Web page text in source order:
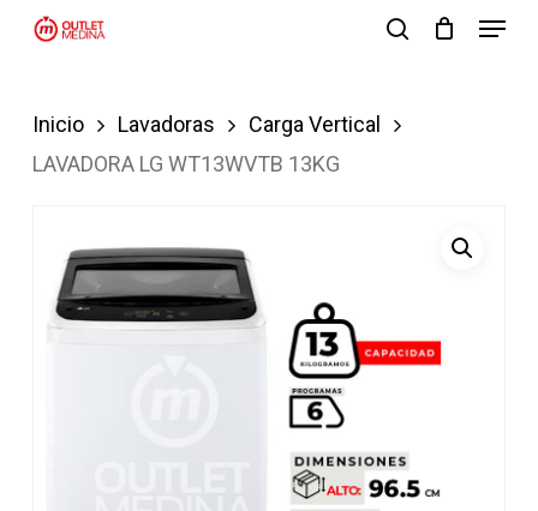
Skip
content
Menu
Inicio Lavadoras
Carga Vertical
LAVADORA LG WT13WVTB 13KG